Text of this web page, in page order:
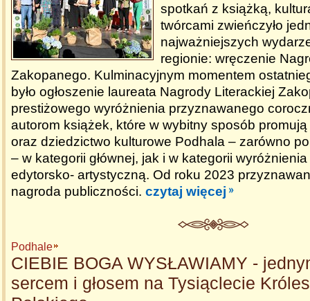
spotkań z książką,
twórcami zwieńczyło
najważniejszych
regionie: wręczenie
Zakopanego. Kulminacyjnym momentem
było ogłoszenie laureata Nagrody Literackiej
prestiżowego wyróżnienia przyznawanego
autorom książek, które w wybitny sposób
oraz dziedzictwo kulturowe Podhala – zarówno
– w kategorii głównej, jak i w kategorii
edytorsko- artystyczną. Od roku 2023
nagroda publiczności. czytaj więcej
Podhale
CIEBIE BOGA WYSŁAWIAMY -
sercem i głosem na Tysiąclecie